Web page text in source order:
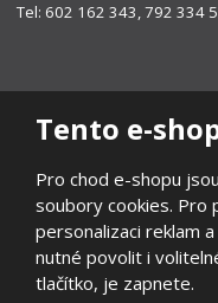
Tento e-
Pro chod e-shopu
soubory cookies. Pro
personalizaci reklam
nutné povolit i
tlačítko, je zapnete.
Tel: 602 162 343, 792 334